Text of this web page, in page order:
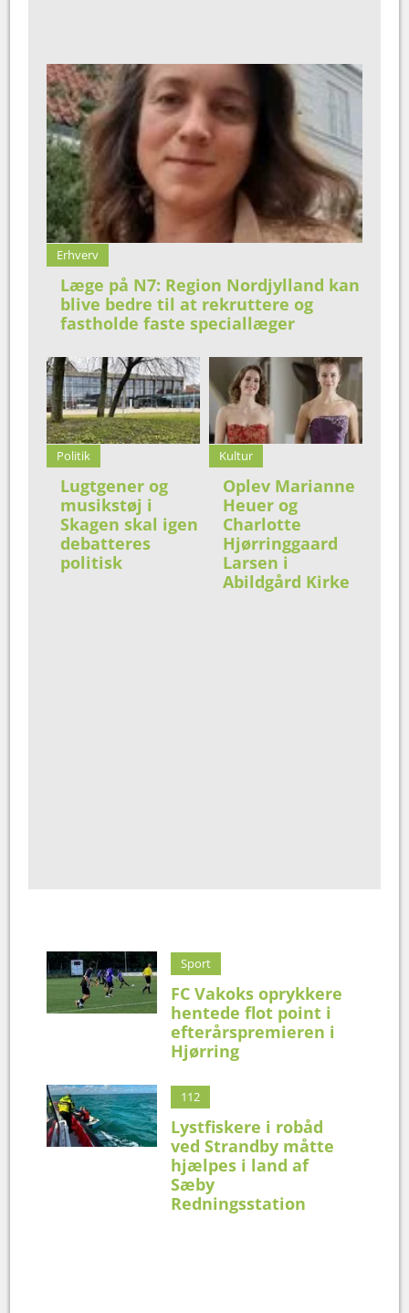
Erhverv
Læge på N7: Region Nordjylland kan
blive bedre til at rekruttere og
fastholde faste speciallæger
Politik
Lugtgener og
musikstøj i
Skagen skal igen
debatteres
politisk
Kultur
Oplev Marianne
Heuer og
Charlotte
Hjørringgaard
Larsen i
Abildgård Kirke
Sport
FC Vakoks oprykkere
hentede flot point i
efterårspremieren i
Hjørring
112
Lystfiskere i robåd
ved Strandby måtte
hjælpes i land af
Sæby
Redningsstation